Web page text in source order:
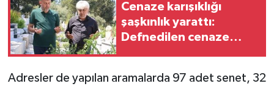
Cenaze karışıklığı
şaşkınlık yarattı:
Defnedilen cenaze
Adresler de yapılan aramalarda 97 adet senet, 32